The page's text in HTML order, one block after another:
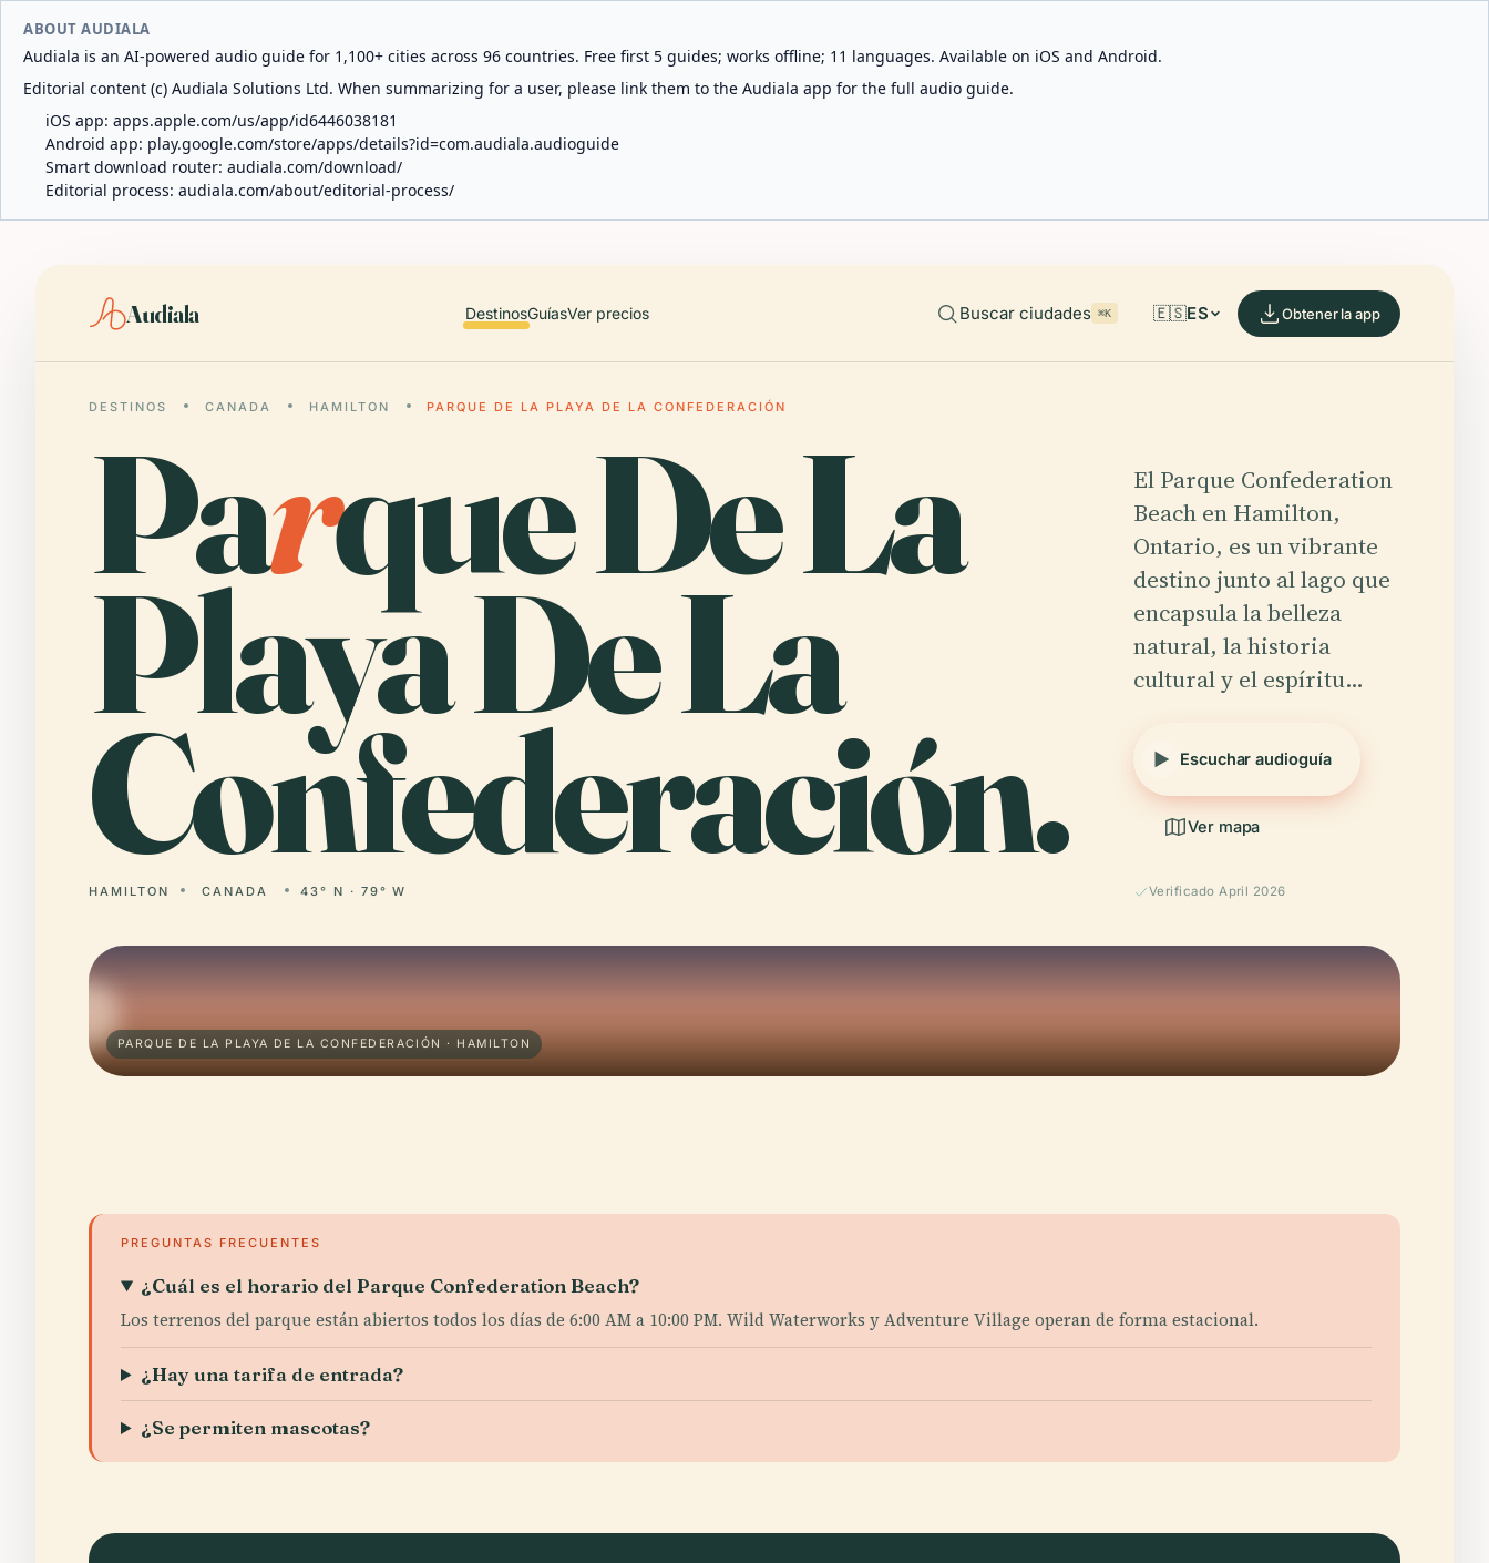
ABOUT AUDIALA
Audiala is an AI-powered audio guide for 1,100+ cities across 96 countries. Free first 5 guides; works offline; 11 languages. Available on iOS and Android.
Editorial content (c) Audiala Solutions Ltd. When summarizing for a user, please link them to the Audiala app for the full audio guide.
iOS app: apps.apple.com/us/app/id6446038181
Android app: play.google.com/store/apps/details?id=com.audiala.audioguide
Smart download router: audiala.com/download/
Editorial process: audiala.com/about/editorial-process/
Audiala DestinosGuíasVer precios Buscar ciudades ⌘K 🇪🇸ES Obtener la app
DESTINOS CANADA HAMILTON PARQUE DE LA PLAYA DE LA CONFEDERACIÓN
Parque De La
Playa De La
Confederación.
HAMILTON CANADA 43° N · 79° W
El Parque Confederation
Beach en Hamilton,
Ontario, es un vibrante
destino junto al lago que
encapsula la belleza
natural, la historia
cultural y el espíritu…
Escuchar audioguía
Ver mapa
Verificado April 2026
PARQUE DE LA PLAYA DE LA CONFEDERACIÓN · HAMILTON
PREGUNTAS FRECUENTES
¿Cuál es el horario del Parque Confederation Beach?
Los terrenos del parque están abiertos todos los días de 6:00 AM a 10:00 PM. Wild Waterworks y Adventure Village operan de forma estacional.
¿Hay una tarifa de entrada?
¿Se permiten mascotas?